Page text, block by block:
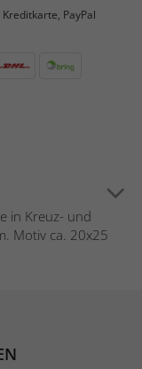
PayPal
in Kreuz- und
Motiv ca. 20x25